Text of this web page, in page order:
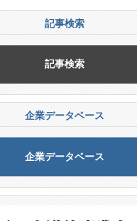
記事検索
記事検索
企業データベース
企業データベース